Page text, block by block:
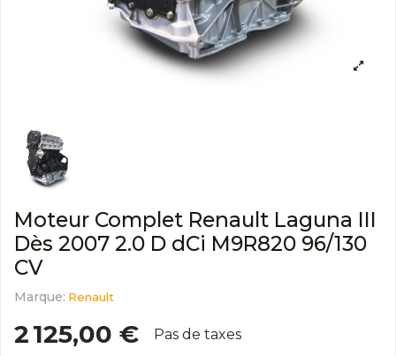
Moteur Complet Renault Laguna III
Dès 2007 2.0 D dCi M9R820 96/130
CV
Marque: Renault
2 125,00 € Pas de taxes